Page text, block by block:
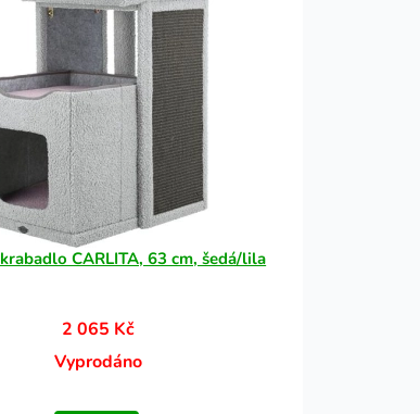
CARLITA, 63 cm, šedá/lila
2 065 Kč
Vyprodáno